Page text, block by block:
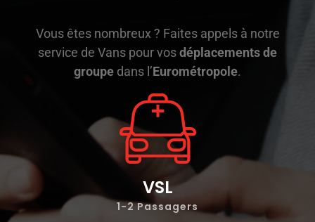
Vous êtes nombreux ? Faites appels à notre
service de Vans pour vosdéplacements de
groupe dans l’Eurométropole.
VSL
1-2Passagers